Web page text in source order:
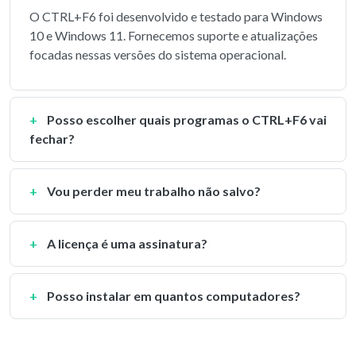
O CTRL+F6 foi desenvolvido e testado para Windows
10 e Windows 11. Fornecemos suporte e atualizações
focadas nessas versões do sistema operacional.
Posso escolher quais programas o CTRL+F6 vai
fechar?
Vou perder meu trabalho não salvo?
A licença é uma assinatura?
Posso instalar em quantos computadores?